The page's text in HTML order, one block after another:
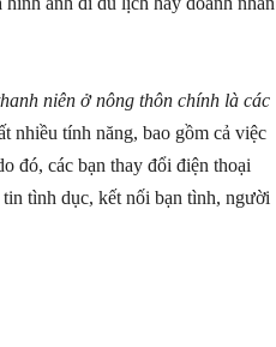
niên ở nông thôn chính là các
nhiều tính năng, bao gồm cả việc
đó, các bạn thay đổi điện thoại
tình dục, kết nối bạn tình, người